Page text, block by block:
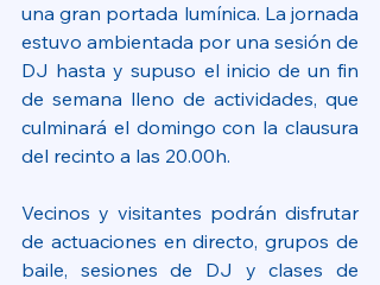
una gran portada lumínica. La jornada
estuvo ambientada por una sesión de
DJ hasta y supuso el inicio de un fin
de semana lleno de actividades, que
culminará el domingo con la clausura
del recinto a las 20.00h.
Vecinos y visitantes podrán disfrutar
de actuaciones en directo, grupos de
baile, sesiones de DJ y clases de